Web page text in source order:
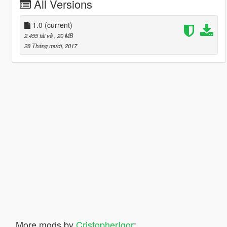
All Versions
1.0 (current)
2.455 tải về , 20 MB
28 Tháng mười, 2017
More mods by CristopherIgor: